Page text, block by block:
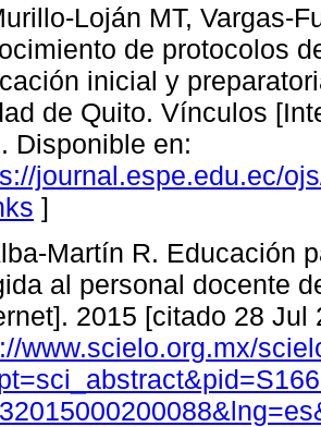
Loján MT, Vargas-
de protocolos
inicial y
de Quito. Vínculos
Disponible en:
journal.espe.edu.ec/
]
Martín R. Educación
al personal docente
2015 [citado 28
www.scielo.org.mx/